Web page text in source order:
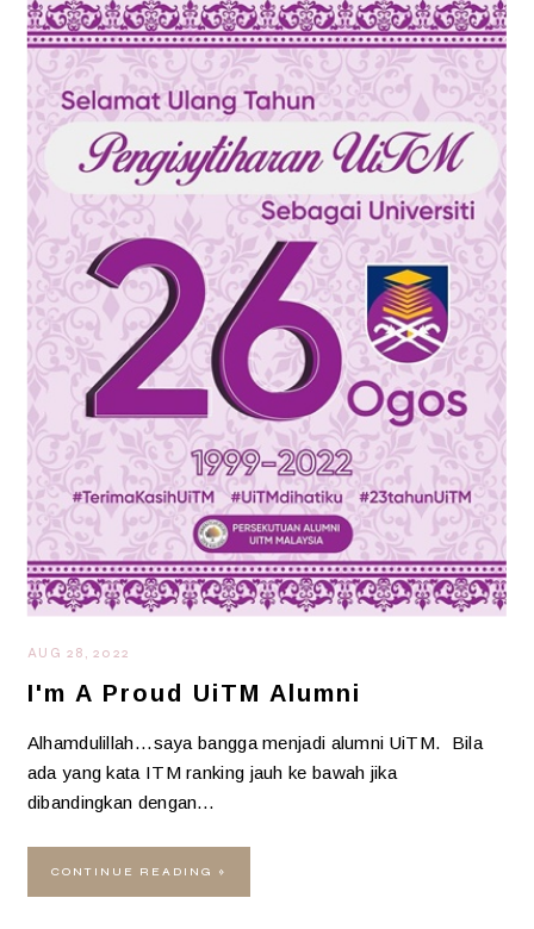
AUG 28, 2022
I'm A Proud UiTM Alumni
Alhamdulillah...saya bangga menjadi alumni UiTM. Bila
ada yang kata ITM ranking jauh ke bawah jika
dibandingkan dengan…
CONTINUE READING »